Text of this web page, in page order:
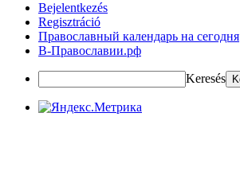
Bejelentkezés
Regisztráció
Православный календарь на сегодня
В-Православии.рф
Keresés